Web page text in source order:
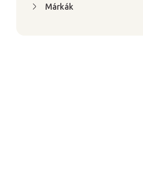
Márkák